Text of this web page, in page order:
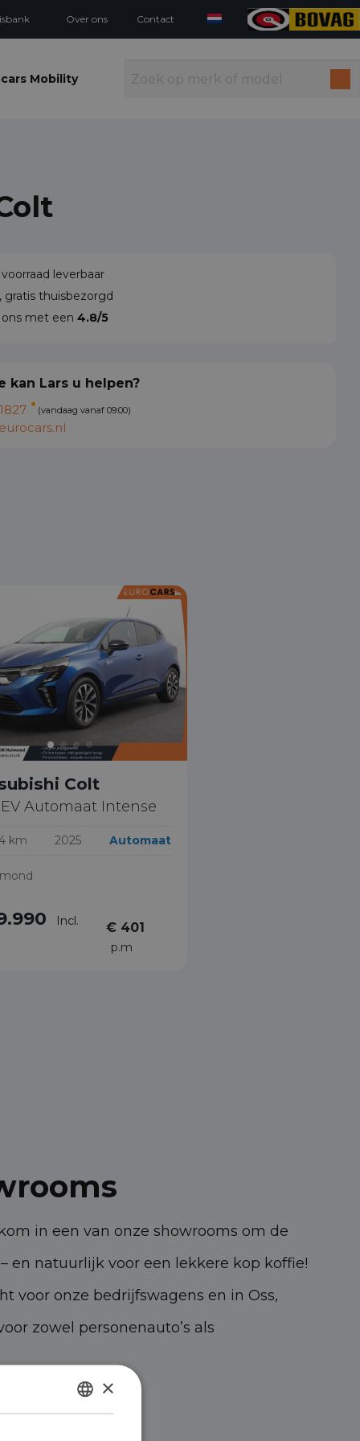
Over ons Contact
Mobility
leverbaar
gratis thuisbezorgd
met een 4.8/5
kan Lars u helpen?
(vandaag vanaf 09:00)
Colt
Automaat Intense
km 2025 Automaat
Incl.
€ 401
p.m
in een van onze showrooms om de
en natuurlijk voor een lekkere kop koffie!
voor onze bedrijfswagens en in Oss,
zowel personenauto’s als
DUTCH
×